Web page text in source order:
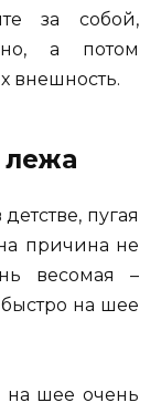
за собой,
а потом
внешность.
лежа
пугая
причина не
весомая –
на шее
на шее очень